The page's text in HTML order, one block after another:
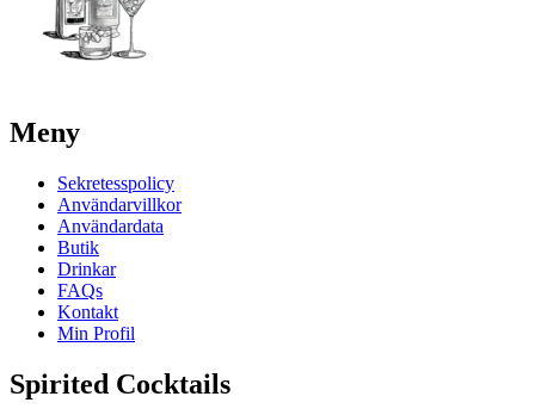
Meny
Sekretesspolicy
Användarvillkor
Användardata
Butik
Drinkar
FAQs
Kontakt
Min Profil
Spirited Cocktails